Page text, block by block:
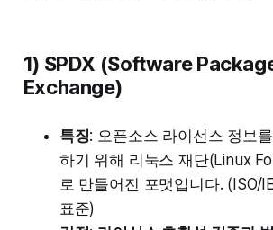
1) SPDX (Software
Exchange)
특징: 오픈소스 라이선스 정보
하기 위해 리눅스 재단(Linux
로 만들어진 포맷입니다. (ISO/
표준)